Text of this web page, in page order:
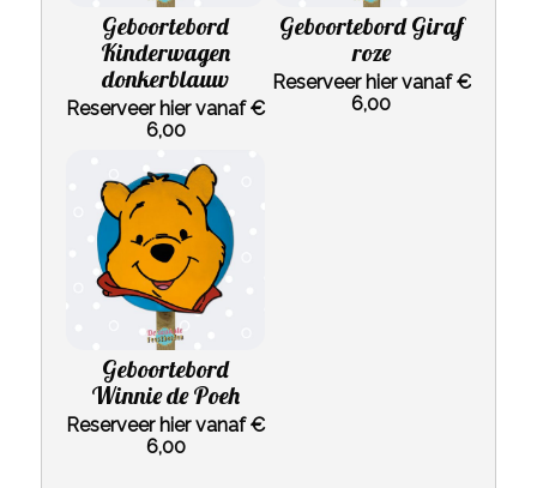
Geboortebord
Kinderwagen
donkerblauw
Reserveer hier vanaf €
6,00
Geboortebord Giraf
roze
Reserveer hier vanaf €
6,00
Geboortebord
Winnie de Poeh
Reserveer hier vanaf €
6,00